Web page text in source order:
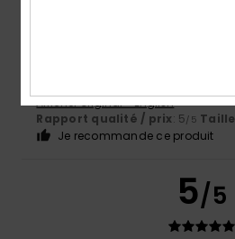
Afficher original - English
Rapport qualité / prix: 5/5 Taille
Je recommande ce produit
5/5